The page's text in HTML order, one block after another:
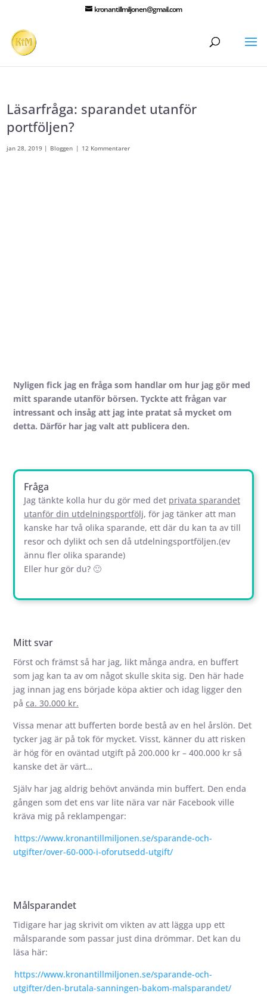
kronantillmiljonen@gmail.com
Läsarfråga: sparandet utanför
portföljen?
jan 28, 2019 | Bloggen | 12 Kommentarer
Nyligen fick jag en fråga som handlar om hur jag gör med
mitt sparande utanför börsen. Tyckte att frågan var
intressant och insåg att jag inte pratat så mycket om
detta. Därför har jag valt att publicera den.
Fråga
Jag tänkte kolla hur du gör med det privata sparandet
utanför din utdelningsportfölj, för jag tänker att man
kanske har två olika sparande, ett där du kan ta av till
resor och dylikt och sen då utdelningsportföljen.(ev
ännu fler olika sparande)
Eller hur gör du? 🙂
Mitt svar
Först och främst så har jag, likt många andra, en buffert
som jag kan ta av om något skulle skita sig. Den här hade
jag innan jag ens började köpa aktier och idag ligger den
på ca. 30.000 kr.
Vissa menar att bufferten borde bestå av en hel årslön. Det
tycker jag är på tok för mycket. Visst, känner du att risken
är hög för en oväntad utgift på 200.000 kr – 400.000 kr så
kanske det är värt…
Själv har jag aldrig behövt använda min buffert. Den enda
gången som det ens var lite nära var när Facebook ville
kräva mig på reklampengar:
https://www.kronantillmiljonen.se/sparande-och-
utgifter/over-60-000-i-oforutsedd-utgift/
Målsparandet
Tidigare har jag skrivit om vikten av att lägga upp ett
målsparande som passar just dina drömmar. Det kan du
läsa här:
https://www.kronantillmiljonen.se/sparande-och-
utgifter/den-brutala-sanningen-bakom-malsparandet/